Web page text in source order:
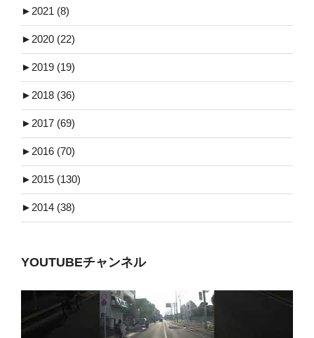
► 2021 (8)
► 2020 (22)
► 2019 (19)
► 2018 (36)
► 2017 (69)
► 2016 (70)
► 2015 (130)
► 2014 (38)
YOUTUBEチャンネル